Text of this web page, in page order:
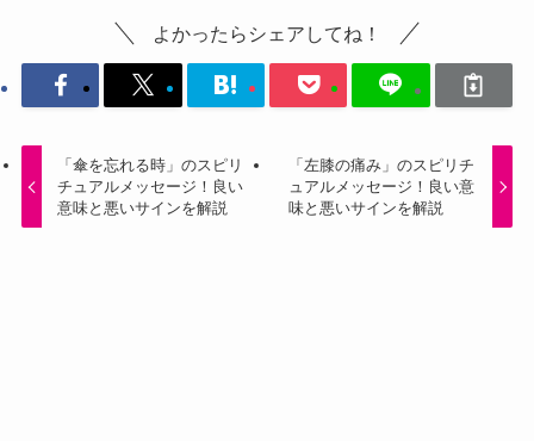
よかったらシェアしてね！
「傘を忘れる時」のスピリ
チュアルメッセージ！良い
意味と悪いサインを解説
「左膝の痛み」のスピリチ
ュアルメッセージ！良い意
味と悪いサインを解説